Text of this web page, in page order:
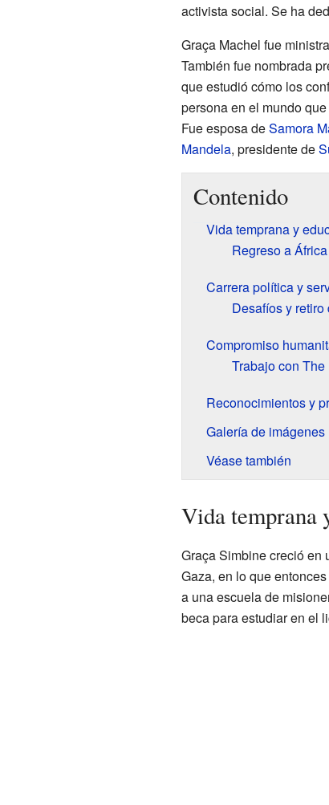
activista social. Se ha
Graça Machel fue
También fue nombrada
que estudió cómo los
persona en el mundo
Fue esposa deSamora
Mandela, presidente de
Contenido
Vida temprana y
Regreso a
Carrera política y
Desafíos y
Compromiso
Trabajo con The
Reconocimientos y
Galería de imágenes
Véase también
Vida temprana
Graça Simbine creció en
Gaza, en lo que
a una escuela de
beca para estudiar en el